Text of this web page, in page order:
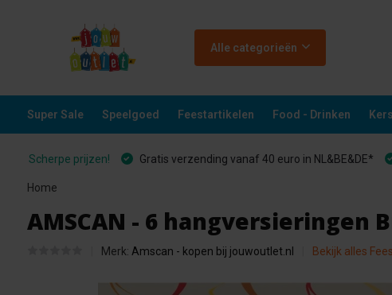
Alle categorieën
Super Sale Speelgoed Feestartikelen Food - Drinken
Scherpe prijzen! Gratis verzending vanaf 40 euro in NL&BE&DE*
Home
AMSCAN - 6 hangversieringen
Merk: Amscan - kopen bij jouwoutlet.nl Bekijk alles